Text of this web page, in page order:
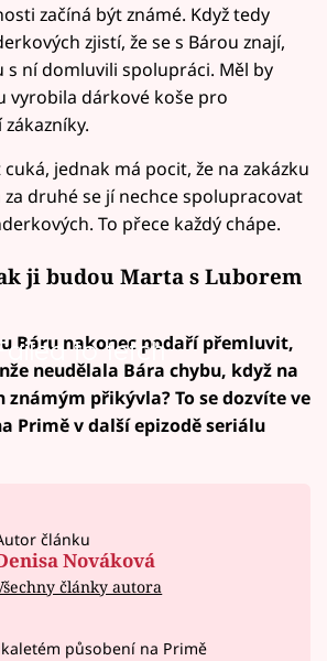
začíná být známé. Když tedy
zjistí, že se s Bárou znají,
s ní domluvili spolupráci. Měl by
vyrobila dárkové koše pro
cuká, jednak má pocit, že na zakázku
za druhé se jí nechce spolupracovat
To přece každý chápe.
ji budou Marta s Luborem
to fetch
Báru nakonec podaří přemluvit,
neudělala Bára chybu, když na
známým přikývla? To se dozvíte ve
Primě v další epizodě seriálu
článku
Nováková
články autora
působení na Primě